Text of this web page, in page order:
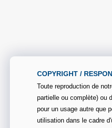
COPYRIGHT /
Toute reproduction de
partielle ou complète) ou
pour un usage autre que
utilisation dans le cadre